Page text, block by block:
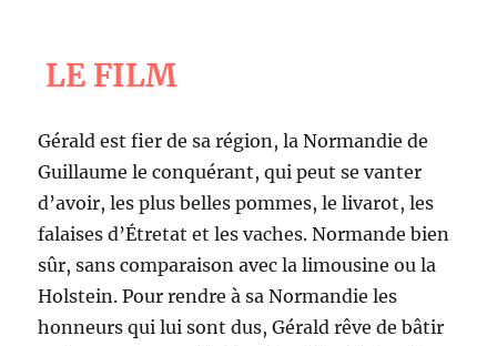
LE FILM
Gérald est fier de sa région, la Normandie de
Guillaume le conquérant, qui peut se vanter
d’avoir, les plus belles pommes, le livarot, les
falaises d’Étretat et les vaches. Normande bien
sûr, sans comparaison avec la limousine ou la
Holstein. Pour rendre à sa Normandie les
honneurs qui lui sont dus, Gérald rêve de bâtir